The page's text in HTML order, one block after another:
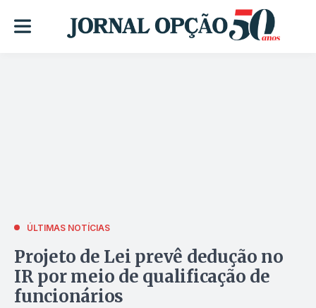
ÚLTIMAS NOTÍCIAS
Projeto de Lei prevê dedução no
IR por meio de qualificação de
funcionários